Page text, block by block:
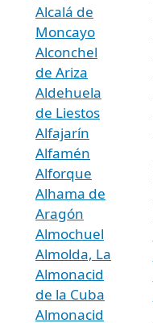
Alcalá de
Moncayo
Alconchel
de Ariza
Aldehuela
de Liestos
Alfajarín
Alfamén
Alforque
Alhama de
Aragón
Almochuel
Almolda, La
Almonacid
de la Cuba
Almonacid